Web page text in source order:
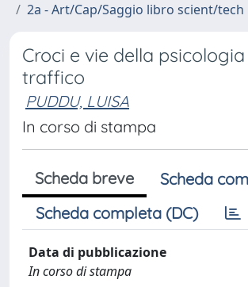
2a - Art/Cap/Saggio libro scient/tech
Croci e vie della
traffico
PUDDU, LUISA
In corso di stampa
Scheda breve
Scheda
Scheda completa (DC)
Data di pubblicazione
In corso di stampa